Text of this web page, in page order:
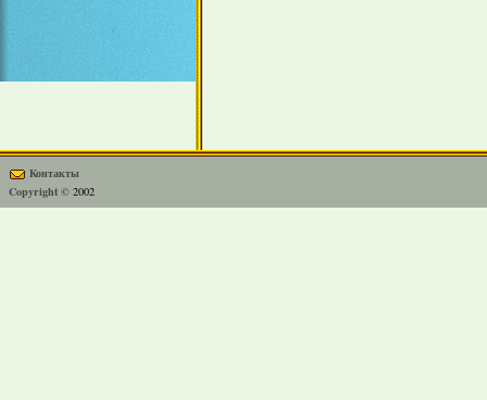
Контакты
Copyright © 2002